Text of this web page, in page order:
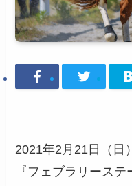
2021年2月21日（日
『フェブラリース